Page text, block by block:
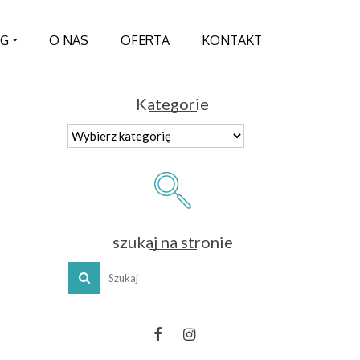
O NAS OFERTA KONTAKT
Kategorie
Kategorie
szukaj na stronie